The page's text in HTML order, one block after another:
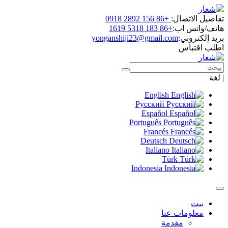
+86 156 2892 0918
اب:+86 183 5318 1619
yonganshiji23@gmail.com
English
Русский
Español
Português
Francés
Deutsch
Italiano
Türk
Indonesia
عنا